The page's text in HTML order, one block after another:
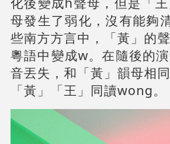
母發生了弱化，沒有能夠
些南方方言中，「黃」的
粵語中變成w。在隨後的
音丟失，和「黃」韻母相
「黃」「王」同讀wong。